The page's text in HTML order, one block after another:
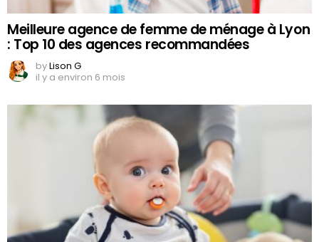
Meilleure agence de femme de ménage à Lyon
: Top 10 des agences recommandées
byLison G
il y a environ 6 mois